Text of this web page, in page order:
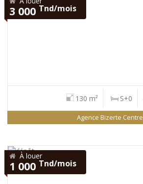
3 000 Tnd/mois
130 m² S+0
Agence Bizerte Centre
À louer
1 000 Tnd/mois